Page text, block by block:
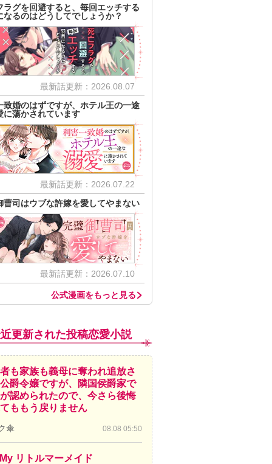
ラグを回避すると、毎回エッチする
なるのはどうしてでしょうか？
最新話更新：2026.08.07
致婚のはずですが、ホテル王の一途
に蕩かされています
最新話更新：2026.07.22
曹司はウブな許嫁を愛してやまない
最新話更新：2026.07.10
公式漫画をもっと見る
更新された投稿恋愛小説
も家族も義母に奪われ追放さ
爵令嬢ですが、隣国侯爵家で
認められたので、今さら後悔
ももう戻りません
傘 08.08 05:50
リトルマーメイド